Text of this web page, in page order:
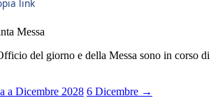
link
Messa
del giorno e della Messa sono in corso di
a Dicembre 2028 6 Dicembre →